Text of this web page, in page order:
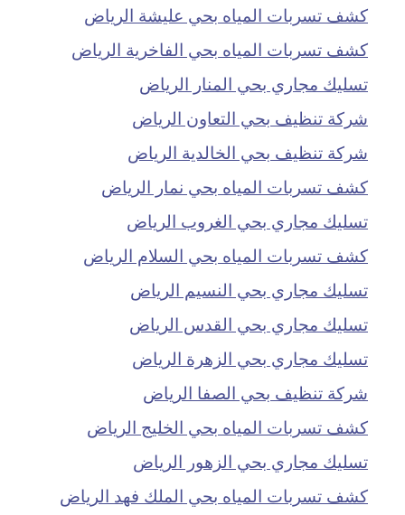
كشف تسربات المياه بحي عليشة الرياض
كشف تسربات المياه بحي الفاخرية الرياض
تسليك مجاري بحي المنار الرياض
شركة تنظيف بحي التعاون الرياض
شركة تنظيف بحي الخالدية الرياض
كشف تسربات المياه بحي نمار الرياض
تسليك مجاري بحي الغروب الرياض
كشف تسربات المياه بحي السلام الرياض
تسليك مجاري بحي النسيم الرياض
تسليك مجاري بحي القدس الرياض
تسليك مجاري بحي الزهرة الرياض
شركة تنظيف بحي الصفا الرياض
كشف تسربات المياه بحي الخليج الرياض
تسليك مجاري بحي الزهور الرياض
كشف تسربات المياه بحي الملك فهد الرياض